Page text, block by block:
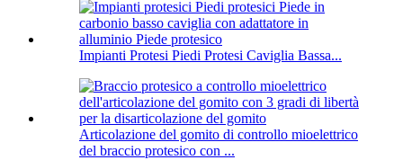
Impianti Protesi Piedi Protesi Caviglia Bassa...
Articolazione del gomito di controllo mioelettrico
del braccio protesico con ...